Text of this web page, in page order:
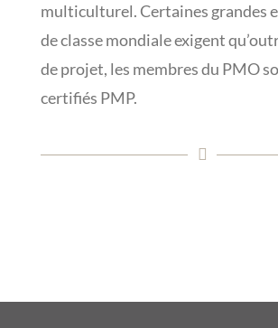
multiculturel. Certaines grandes
de classe mondiale exigent
de projet, les membres du PMO
certifiés PMP.